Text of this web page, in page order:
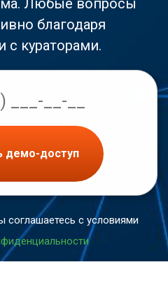
благодаря
с кураторами.
демо-доступ
соглашаетесь с условиями